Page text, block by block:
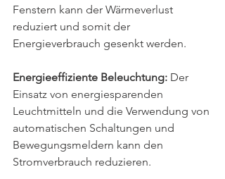
Fenstern kann der Wärmeverlust
reduziert und somit der
Energieverbrauch gesenkt werden.
Energieeffiziente Beleuchtung: Der
Einsatz von energiesparenden
Leuchtmitteln und die Verwendung von
automatischen Schaltungen und
Bewegungsmeldern kann den
Stromverbrauch reduzieren.